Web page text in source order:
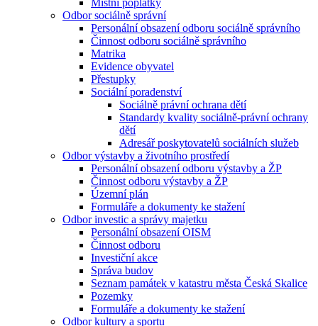
Místní poplatky
Odbor sociálně správní
Personální obsazení odboru sociálně správního
Činnost odboru sociálně správního
Matrika
Evidence obyvatel
Přestupky
Sociální poradenství
Sociálně právní ochrana dětí
Standardy kvality sociálně-právní ochrany
dětí
Adresář poskytovatelů sociálních služeb
Odbor výstavby a životního prostředí
Personální obsazení odboru výstavby a ŽP
Činnost odboru výstavby a ŽP
Územní plán
Formuláře a dokumenty ke stažení
Odbor investic a správy majetku
Personální obsazení OISM
Činnost odboru
Investiční akce
Správa budov
Seznam památek v katastru města Česká Skalice
Pozemky
Formuláře a dokumenty ke stažení
Odbor kultury a sportu